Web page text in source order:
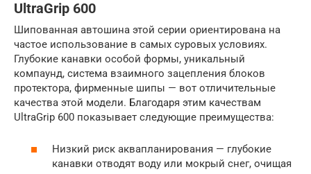
UltraGrip 600
Шипованная автошина этой серии ориентирована на
частое использование в самых суровых условиях.
Глубокие канавки особой формы, уникальный
компаунд, система взаимного зацепления блоков
протектора, фирменные шипы — вот отличительные
качества этой модели. Благодаря этим качествам
UltraGrip 600 показывает следующие преимущества:
Низкий риск аквапланирования — глубокие
канавки отводят воду или мокрый снег, очищая